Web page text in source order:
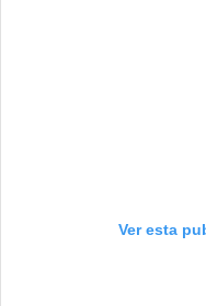
Ver esta